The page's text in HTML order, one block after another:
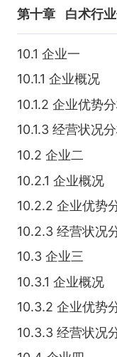
第十章 白术行
10.1 企业一
10.1.1 企业概况
10.1.2 企业优势
10.1.3 经营状况
10.2 企业二
10.2.1 企业概况
10.2.2 企业优势
10.2.3 经营状况
10.3 企业三
10.3.1 企业概况
10.3.2 企业优势
10.3.3 经营状况